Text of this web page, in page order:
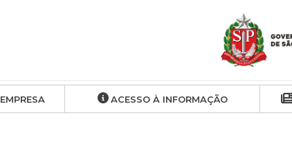
EMPRESA ACESSO À INFORMAÇÃO